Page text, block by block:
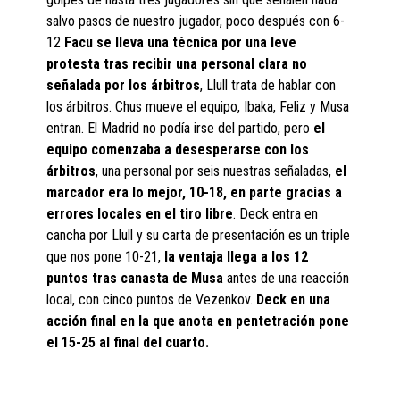
salvo pasos de nuestro jugador, poco después con 6-
12 Facu se lleva una técnica por una leve
protesta tras recibir una personal clara no
señalada por los árbitros, Llull trata de hablar con
los árbitros. Chus mueve el equipo, Ibaka, Feliz y Musa
entran. El Madrid no podía irse del partido, pero el
equipo comenzaba a desesperarse con los
árbitros, una personal por seis nuestras señaladas, el
marcador era lo mejor, 10-18, en parte gracias a
errores locales en el tiro libre. Deck entra en
cancha por Llull y su carta de presentación es un triple
que nos pone 10-21, la ventaja llega a los 12
puntos tras canasta de Musa antes de una reacción
local, con cinco puntos de Vezenkov. Deck en una
acción final en la que anota en pentetración pone
el 15-25 al final del cuarto.